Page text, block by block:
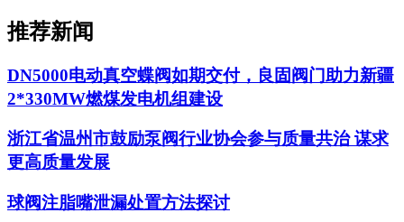
推荐新闻
DN5000电动真空蝶阀如期交付，良固阀门助力新疆
2*330MW燃煤发电机组建设
浙江省温州市鼓励泵阀行业协会参与质量共治 谋求
更高质量发展
球阀注脂嘴泄漏处置方法探讨